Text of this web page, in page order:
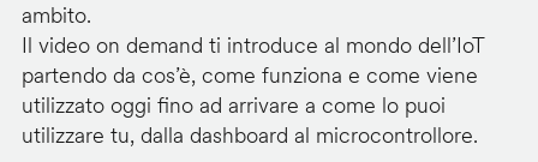
ambito.
Il video on demand ti introduce al mondo dell’IoT
partendo da cos’è, come funziona e come viene
utilizzato oggi fino ad arrivare a come lo puoi
utilizzare tu, dalla dashboard al microcontrollore.